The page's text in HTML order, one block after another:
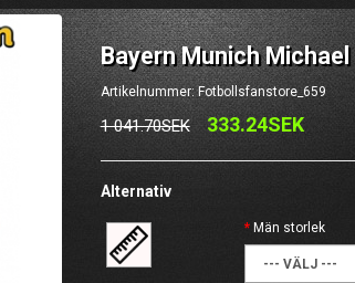
Bayern Munich
Artikelnummer: Fotbollsfanstore_659
1 041.70SEK 333.24SEK
Alternativ
Män storlek